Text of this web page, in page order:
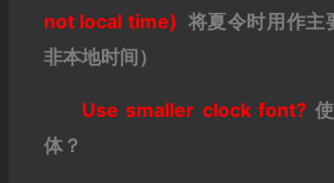
not local time) 将夏令时用作主
非本地时间）
Use smaller clock font?
体？